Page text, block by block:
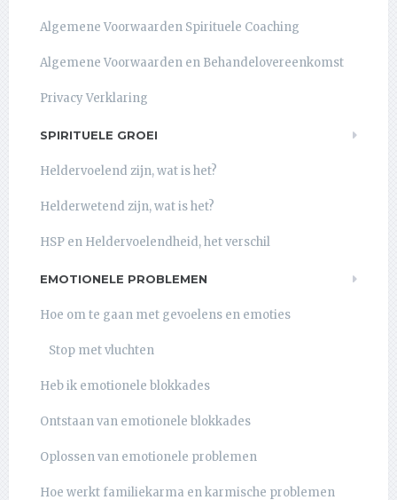
Algemene Voorwaarden Spirituele Coaching
Algemene Voorwaarden en Behandelovereenkomst
Privacy Verklaring
SPIRITUELE GROEI
Heldervoelend zijn, wat is het?
Helderwetend zijn, wat is het?
HSP en Heldervoelendheid, het verschil
EMOTIONELE PROBLEMEN
Hoe om te gaan met gevoelens en emoties
Stop met vluchten
Heb ik emotionele blokkades
Ontstaan van emotionele blokkades
Oplossen van emotionele problemen
Hoe werkt familiekarma en karmische problemen